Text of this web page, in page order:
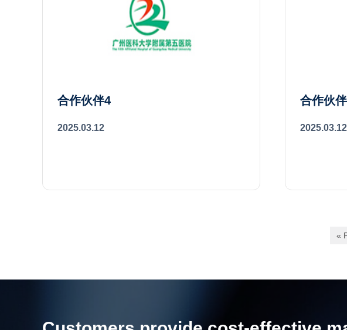
合作伙伴4
2025.03.12
合作伙
2025.03.12
«